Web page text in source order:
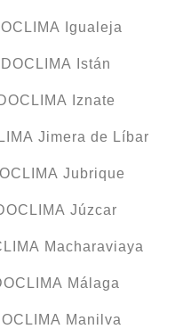
Igualeja
Istán
Iznate
Jimera de Líbar
Jubrique
Júzcar
Macharaviaya
Málaga
Manilva